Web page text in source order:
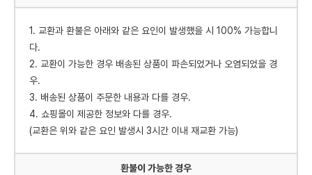
1. 교환과 환불은 아래와 같은 요인이 발생했을 시 100% 가능합니
다.
2. 교환이 가능한 경우 배송된 상품이 파손되었거나 오염되었을 경
우.
3. 배송된 상품이 주문한 내용과 다를 경우.
4. 쇼핑몰이 제공한 정보와 다를 경우.
(교환은 위와 같은 요인 발생시 3시간 이내 재교환 가능)
환불이 가능한 경우